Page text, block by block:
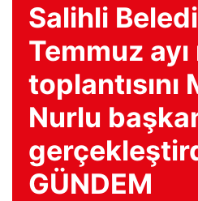
Salihli
Temmuz
toplantısını
Nurlu
GÜNDEM